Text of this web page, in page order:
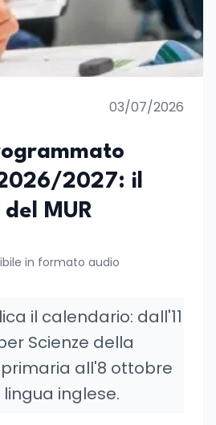
03/07/2026
2027: il
MUR
in formato audio
il calendario: dall'11
Scienze della
all'8 ottobre
inglese.